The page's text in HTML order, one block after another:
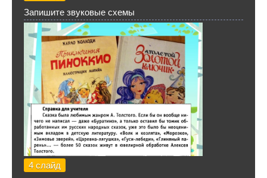
Запишите звуковые схемы
4 слайд